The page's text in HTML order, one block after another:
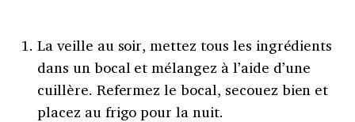
La veille au soir, mettez tous les ingrédients
dans un bocal et mélangez à l’aide d’une
cuillère. Refermez le bocal, secouez bien et
placez au frigo pour la nuit.